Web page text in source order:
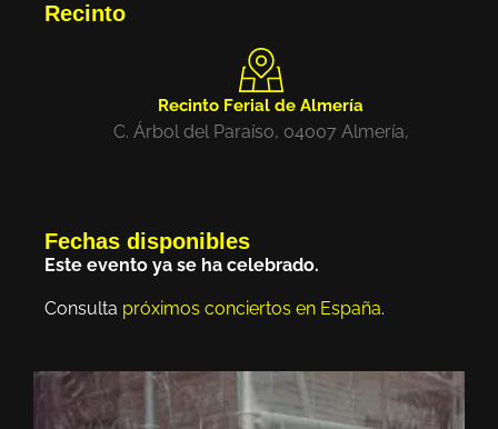
Recinto
Recinto Ferial de Almería
C. Árbol del Paraíso, 04007 Almería,
Fechas disponibles
Este evento ya se ha celebrado.
Consulta próximos conciertos en España.